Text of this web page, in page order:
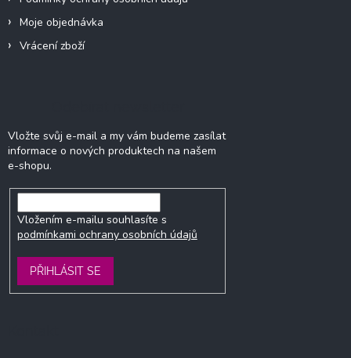
Moje objednávka
Vrácení zboží
Vložte svůj e-mail a my vám budeme zasílat
informace o nových produktech na našem
e-shopu.
Vložením e-mailu souhlasíte s
podmínkami ochrany osobních údajů
PŘIHLÁSIT SE